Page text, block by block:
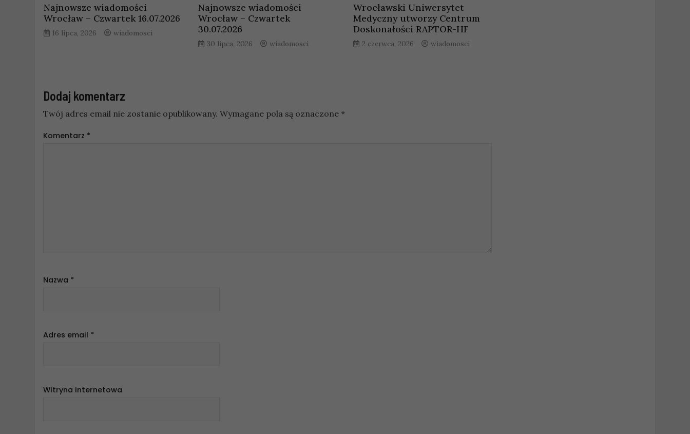
Najnowsze wiadomości
Wrocław – Czwartek 16.07.2026
16 lipca, 2026 wiadomosci
Najnowsze wiadomości
Wrocław – Czwartek
30.07.2026
30 lipca, 2026 wiadomosci
Wrocławski Uniwersytet
Medyczny utworzy Centrum
Doskonałości RAPTOR-HF
2 czerwca, 2026 wiadomosci
Dodaj komentarz
Twój adres email nie zostanie opublikowany. Wymagane pola są oznaczone *
Komentarz *
Nazwa *
Adres email *
Witryna internetowa